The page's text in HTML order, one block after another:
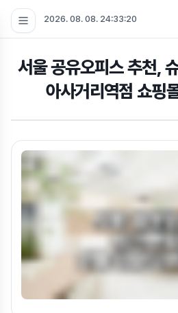
2026. 08. 08. 24:33:22
서울 공유오피스 추천,
아사거리역점 쇼핑